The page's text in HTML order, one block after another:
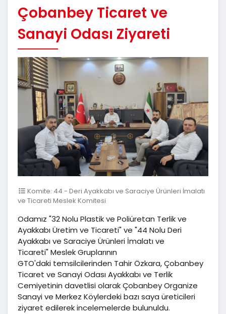
Çobanbey Ticaret ve
Sanayi Odası Ziyareti
Komite: 44 - Deri Ayakkabı ve Saraciye Ürünleri İmalatı
ve Ticareti Meslek Komitesi
Odamız "32 Nolu Plastik ve Poliüretan Terlik ve
Ayakkabı Üretim ve Ticareti" ve "44 Nolu Deri
Ayakkabı ve Saraciye Ürünleri İmalatı ve
Ticareti" Meslek Gruplarının
GTO'daki temsilcilerinden Tahir Özkara, Çobanbey
Ticaret ve Sanayi Odası Ayakkabı ve Terlik
Cemiyetinin davetlisi olarak Çobanbey Organize
Sanayi ve Merkez Köylerdeki bazı saya üreticileri
ziyaret edilerek incelemelerde bulunuldu.